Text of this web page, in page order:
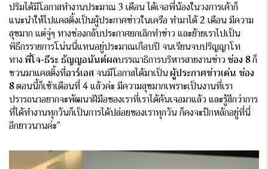
ปริมได้มีโอกาสทำงานประมาณ 3 เดือน ได้เจอพี่น้องในวงการเค้าก็
แนะนำให้ไปแคสติ้งเป็นผู้ประกาศข่าวในเครือ ทำมาได้ 2 เดือน มีความ
สุขมาก แต่จู่ๆ ทางช่องกลับประกาศยกเลิกทำข่าว และย้ายเราไปเป็น
พิธีกรรายการโน่นนี่แทนอยู่ประมาณเกือบปี จนเรียนจบปริญญาโท
ทาง พี่โจ-ธีระ ธัญญอนันต์ผลบรรณาธิการบริหารสายงานข่าว ช่อง 8ก็
ชวนมาแคสติ้งที่อาร์เอส จนมีโอกาสได้มาเป็น ผู้ประกาศข่าวเด่น ช่อง
8ตอนนี้ก็เข้าเดือนที่ 4 แล้วค่ะ มีความสุขมากเพราะเป็นงานที่เรา
ปรารถนาอยากจะพัฒนาฝีมือของเราที่เราได้ค้นเจอมาแล้ว และรู้สึกว่าการ
ที่ได้ทำงานทุกวันก็เป็นการได้ปล่อยของเราทุกวัน ก็คงจะปักหลักอยู่ที่นี่
อีกยาวนานค่ะ”